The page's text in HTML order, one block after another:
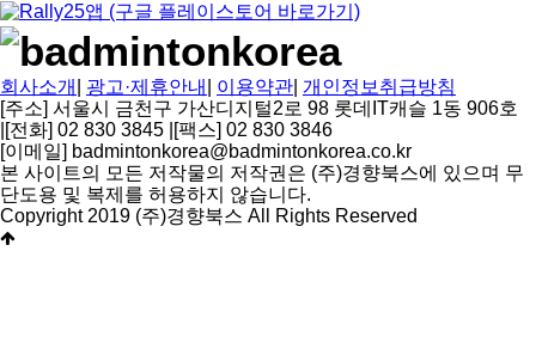
회사소개 광고·제휴안내 이용약관 개인정보취급방침
[주소] 서울시 금천구 가산디지털2로 98 롯데IT캐슬 1동 906호
[전화] 02 830 3845 [팩스] 02 830 3846
[이메일] badmintonkorea@badmintonkorea.co.kr
본 사이트의 모든 저작물의 저작권은 (주)경향북스에 있으며 무
단도용 및 복제를 허용하지 않습니다.
Copyright 2019 (주)경향북스 All Rights Reserved
상